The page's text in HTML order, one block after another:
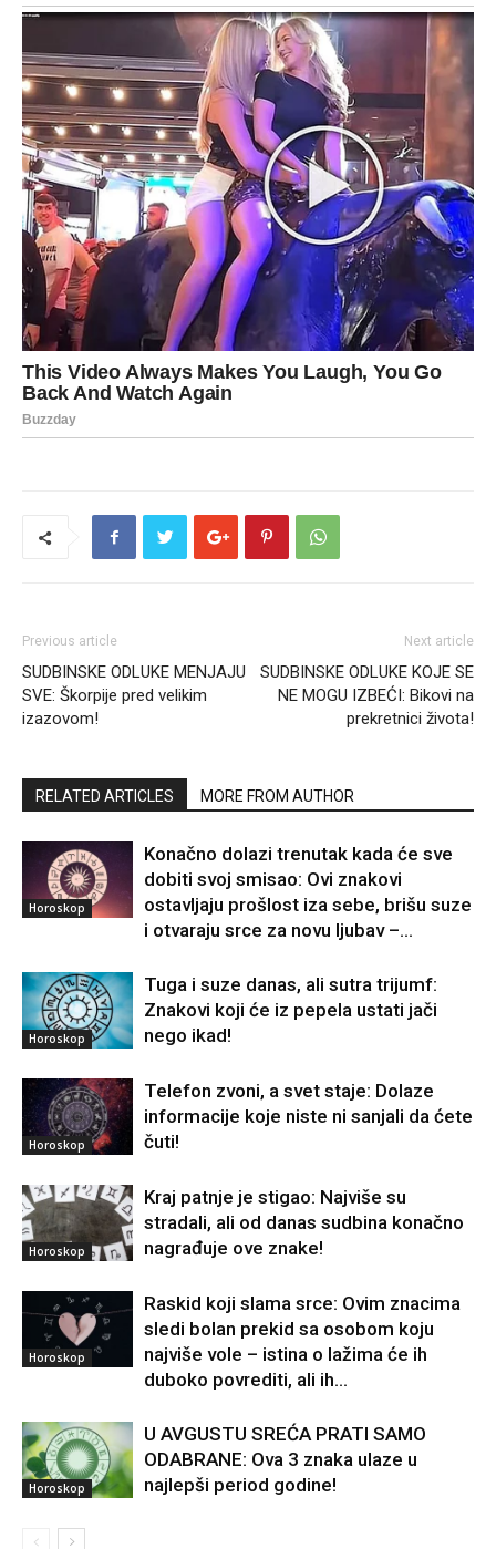
Previous article
SUDBINSKE ODLUKE MENJAJU
SVE: Škorpije pred velikim
izazovom!
Next article
SUDBINSKE ODLUKE KOJE SE
NE MOGU IZBEĆI: Bikovi na
prekretnici života!
RELATED ARTICLES MORE FROM AUTHOR
Horoskop
Konačno dolazi trenutak kada će sve
dobiti svoj smisao: Ovi znakovi
ostavljaju prošlost iza sebe, brišu suze
i otvaraju srce za novu ljubav –...
Horoskop
Tuga i suze danas, ali sutra trijumf:
Znakovi koji će iz pepela ustati jači
nego ikad!
Horoskop
Telefon zvoni, a svet staje: Dolaze
informacije koje niste ni sanjali da ćete
čuti!
Horoskop
Kraj patnje je stigao: Najviše su
stradali, ali od danas sudbina konačno
nagrađuje ove znake!
Horoskop
Raskid koji slama srce: Ovim znacima
sledi bolan prekid sa osobom koju
najviše vole – istina o lažima će ih
duboko povrediti, ali ih...
Horoskop
U AVGUSTU SREĆA PRATI SAMO
ODABRANE: Ova 3 znaka ulaze u
najlepši period godine!